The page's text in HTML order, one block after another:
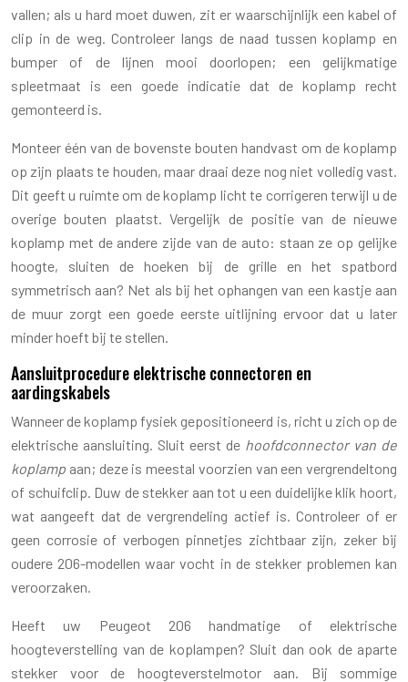
vallen; als u hard moet duwen, zit er waarschijnlijk een kabel of
clip in de weg. Controleer langs de naad tussen koplamp en
bumper of de lijnen mooi doorlopen; een gelijkmatige
spleetmaat is een goede indicatie dat de koplamp recht
gemonteerd is.
Monteer één van de bovenste bouten handvast om de koplamp
op zijn plaats te houden, maar draai deze nog niet volledig vast.
Dit geeft u ruimte om de koplamp licht te corrigeren terwijl u de
overige bouten plaatst. Vergelijk de positie van de nieuwe
koplamp met de andere zijde van de auto: staan ze op gelijke
hoogte, sluiten de hoeken bij de grille en het spatbord
symmetrisch aan? Net als bij het ophangen van een kastje aan
de muur zorgt een goede eerste uitlijning ervoor dat u later
minder hoeft bij te stellen.
Aansluitprocedure elektrische connectoren en
aardingskabels
Wanneer de koplamp fysiek gepositioneerd is, richt u zich op de
elektrische aansluiting. Sluit eerst de hoofdconnector van de
koplamp aan; deze is meestal voorzien van een vergrendeltong
of schuifclip. Duw de stekker aan tot u een duidelijke klik hoort,
wat aangeeft dat de vergrendeling actief is. Controleer of er
geen corrosie of verbogen pinnetjes zichtbaar zijn, zeker bij
oudere 206-modellen waar vocht in de stekker problemen kan
veroorzaken.
Heeft uw Peugeot 206 handmatige of elektrische
hoogteverstelling van de koplampen? Sluit dan ook de aparte
stekker voor de hoogteverstelmotor aan. Bij sommige